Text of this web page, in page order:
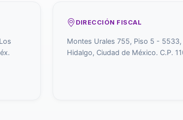
DIRECCIÓN FISCAL
Montes Urales 755, Piso 5 -
Hidalgo, Ciudad de México. C.P.